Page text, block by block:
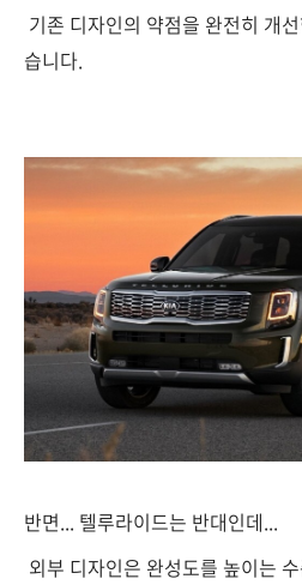
기존 디자인의 약점을 완전히 개
습니다.
반면... 텔루라이드는 반대인데...
외부 디자인은 완성도를 높이는